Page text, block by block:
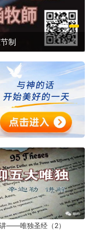
打经济算盘，还是在活出
——唯独圣经（2）